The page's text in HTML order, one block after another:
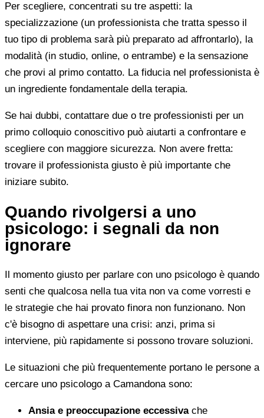
Per scegliere, concentrati su tre aspetti: la
specializzazione (un professionista che tratta spesso il
tuo tipo di problema sarà più preparato ad affrontarlo), la
modalità (in studio, online, o entrambe) e la sensazione
che provi al primo contatto. La fiducia nel professionista è
un ingrediente fondamentale della terapia.
Se hai dubbi, contattare due o tre professionisti per un
primo colloquio conoscitivo può aiutarti a confrontare e
scegliere con maggiore sicurezza. Non avere fretta:
trovare il professionista giusto è più importante che
iniziare subito.
Quando rivolgersi a uno
psicologo: i segnali da non
ignorare
Il momento giusto per parlare con uno psicologo è quando
senti che qualcosa nella tua vita non va come vorresti e
le strategie che hai provato finora non funzionano. Non
c'è bisogno di aspettare una crisi: anzi, prima si
interviene, più rapidamente si possono trovare soluzioni.
Le situazioni che più frequentemente portano le persone a
cercare uno psicologo a Camandona sono:
Ansia e preoccupazione eccessivache